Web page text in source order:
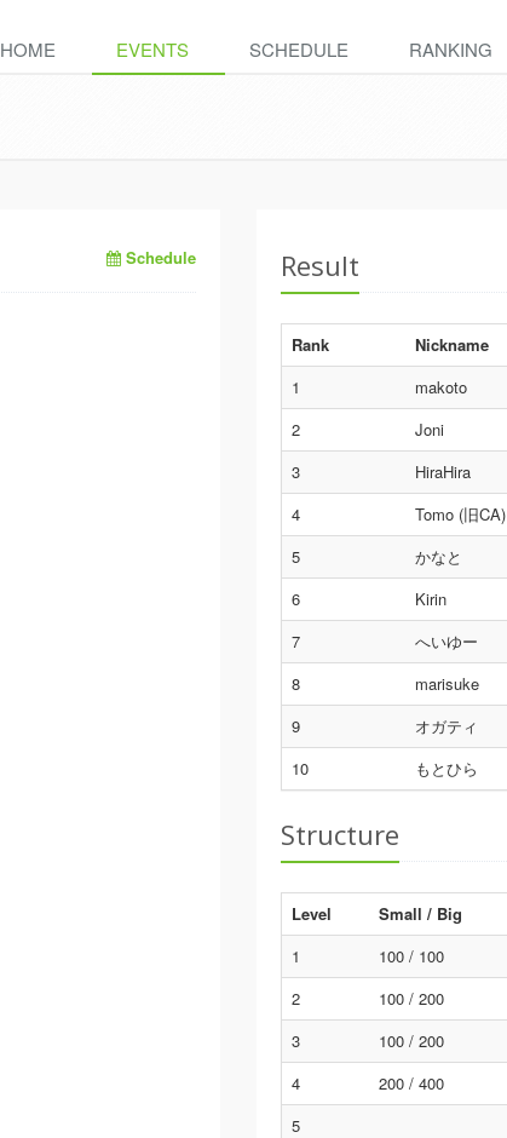
HOME EVENTS SCHEDULE RANKING
Schedule Result
Rank Nickname
1
makoto
2
Joni
3
HiraHira
4
Tomo (旧CA)
5
かなと
6
Kirin
7
へいゆー
8
marisuke
9
オガティ
10
もとひら
Structure
Level Small / Big
1
100 / 100
2
100 / 200
3
100 / 200
4
200 / 400
5